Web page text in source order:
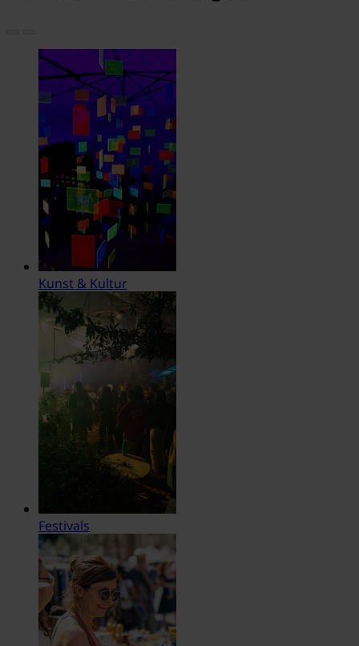
Kunst & Kultur
Festivals